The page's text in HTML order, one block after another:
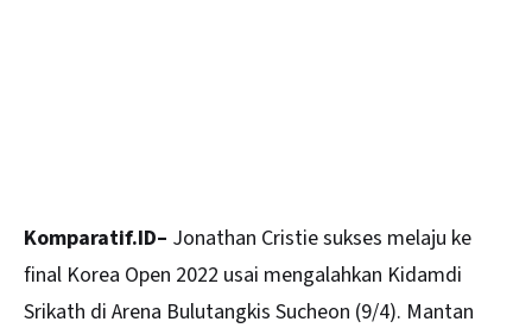
Komparatif.ID– Jonathan Cristie sukses melaju ke
final Korea Open 2022 usai mengalahkan Kidamdi
Srikath di Arena Bulutangkis Sucheon (9/4). Mantan